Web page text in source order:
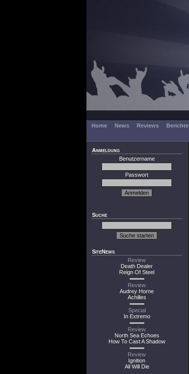
Home News Reviews Berichte
Anmeldung
Benutzername
Passwort
Suche
SiteNews
Review
Death Dealer
Reign Of Steel
Review
Audrey Horne
Achilles
Special
In Extremo
Review
North Sea Echoes
How To Cast A Shadow
Review
Ignition
All Will Die